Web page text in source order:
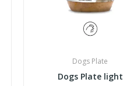
Dogs Plate
Dogs Plate light